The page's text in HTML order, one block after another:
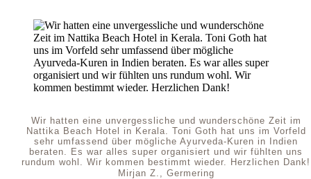
Wir hatten eine unvergessliche und wunderschöne Zeit im
Nattika Beach Hotel in Kerala. Toni Goth hat uns im Vorfeld
sehr umfassend über mögliche Ayurveda-Kuren in Indien
beraten. Es war alles super organisiert und wir fühlten uns
rundum wohl. Wir kommen bestimmt wieder. Herzlichen Dank!
Mirjan Z., Germering